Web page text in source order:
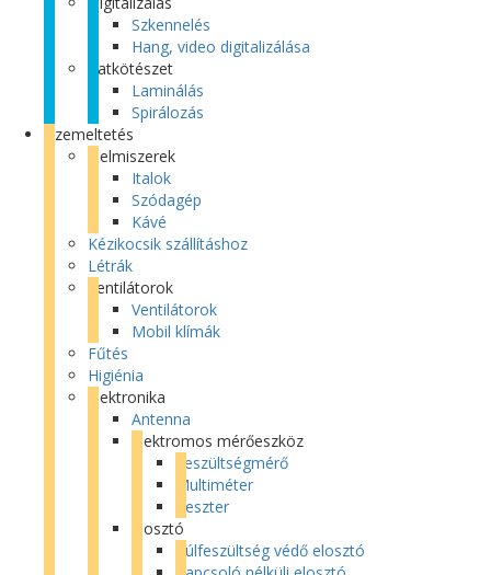
Szkennelés
Hang, video digitalizálása
Iratkötészet
Laminálás
Spirálozás
Üzemeltetés
Élelmiszerek
Italok
Szódagép
Kávé
Kézikocsik szállításhoz
Létrák
Ventilátorok
Ventilátorok
Mobil klímák
Fűtés
Higiénia
Elektronika
Antenna
Elektromos mérőeszköz
Feszültségmérő
Multiméter
Teszter
Elosztó
Túlfeszültség védő elosztó